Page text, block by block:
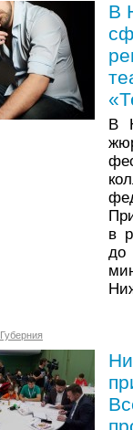
В
В
в
до
Губерния